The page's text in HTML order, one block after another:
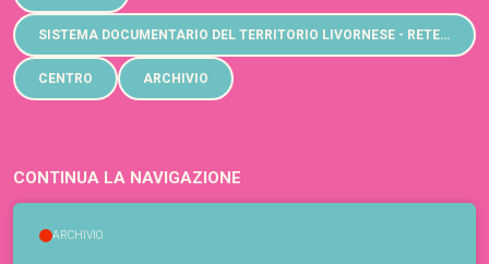
SISTEMA DOCUMENTARIO DEL TERRITORIO LIVORNESE - RETE ARCHIVI STORICI
CENTRO ARCHIVIO
CONTINUA LA NAVIGAZIONE
ARCHIVIO